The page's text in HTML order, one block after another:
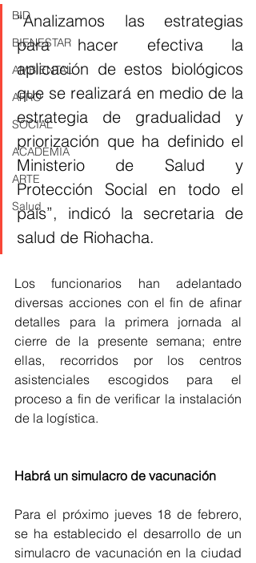
BID
BIENESTAR
AMBIENTAL
AFRO
SOCIAL
ACADEMIA
ARTE
Salud
“Analizamos las estrategias
para hacer efectiva la
aplicación de estos biológicos
que se realizará en medio de la
estrategia de gradualidad y
priorización que ha definido el
Ministerio de Salud y
Protección Social en todo el
país”, indicó la secretaria de
salud de Riohacha.
Los funcionarios han adelantado
diversas acciones con el fin de afinar
detalles para la primera jornada al
cierre de la presente semana; entre
ellas, recorridos por los centros
asistenciales escogidos para el
proceso a fin de verificar la instalación
de la logística.
Habrá un simulacro de vacunación
Para el próximo jueves 18 de febrero,
se ha establecido el desarrollo de un
simulacro de vacunación en la ciudad